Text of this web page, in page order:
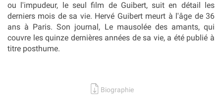
ou l'impudeur, le seul film de Guibert, suit en détail les
derniers mois de sa vie. Hervé Guibert meurt à l'âge de 36
ans à Paris. Son journal, Le mausolée des amants, qui
couvre les quinze dernières années de sa vie, a été publié à
titre posthume.
Biographie